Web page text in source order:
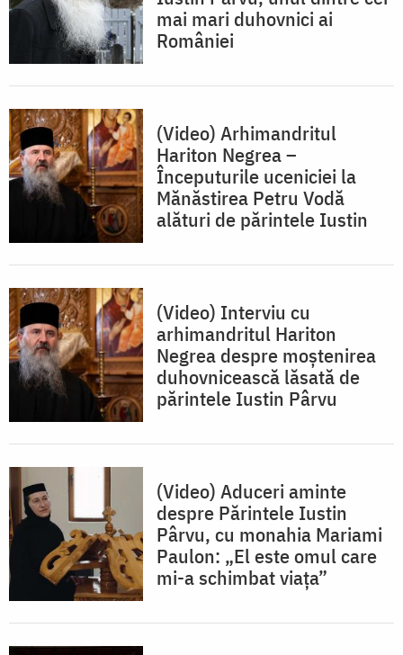
mai mari duhovnici ai
României
(Video) Arhimandritul
Hariton Negrea –
Începuturile uceniciei la
Mănăstirea Petru Vodă
alături de părintele Iustin
(Video) Interviu cu
arhimandritul Hariton
Negrea despre moștenirea
duhovnicească lăsată de
părintele Iustin Pârvu
(Video) Aduceri aminte
despre Părintele Iustin
Pârvu, cu monahia Mariami
Paulon: „El este omul care
mi-a schimbat viața”